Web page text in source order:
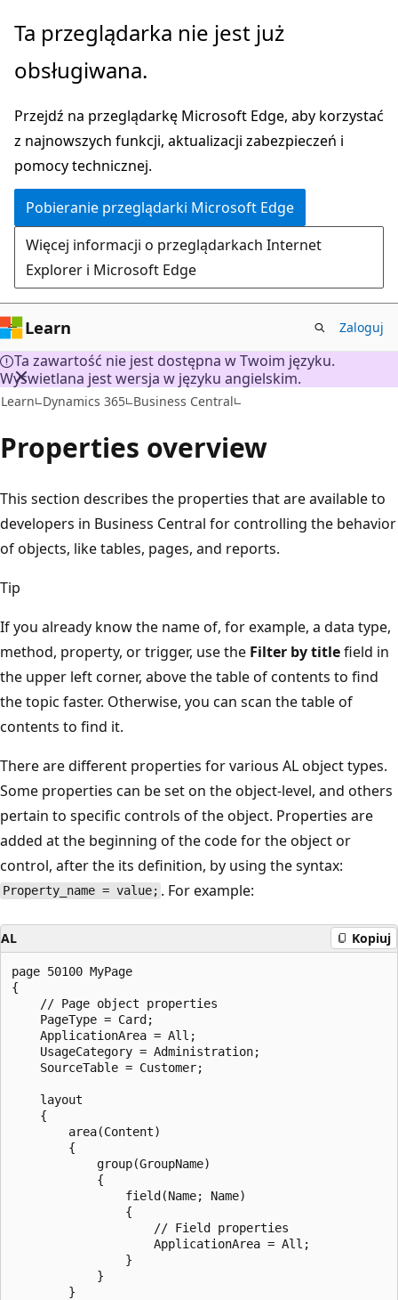
Przejdź
głównej
Ta przeglądarka nie jest już
obsługiwana.
Przejdź na przeglądarkę Microsoft Edge, aby korzystać
z najnowszych funkcji, aktualizacji zabezpieczeń i
pomocy technicznej.
Pobieranie przeglądarki Microsoft Edge
Więcej informacji o przeglądarkach Internet
Explorer i Microsoft Edge
Learn Zaloguj
Ta zawartość nie jest dostępna w Twoim języku.
Wyświetlana jest wersja w języku angielskim.
Learn Dynamics 365 Business Central
Properties overview
This section describes the properties that are available to
developers in Business Central for controlling the behavior
of objects, like tables, pages, and reports.
Tip
If you already know the name of, for example, a data type,
method, property, or trigger, use the Filter by titlefield in
the upper left corner, above the table of contents to find
the topic faster. Otherwise, you can scan the table of
contents to find it.
There are different properties for various AL object types.
Some properties can be set on the object-level, and others
pertain to specific controls of the object. Properties are
added at the beginning of the code for the object or
control, after the its definition, by using the syntax:
Property_name = value; . For example:
AL Kopiuj
page 50100 MyPage
{
    // Page object properties
    PageType = Card;
    ApplicationArea = All;
    UsageCategory = Administration;
    SourceTable = Customer;
    layout
    {
        area(Content)
        {
            group(GroupName)
            {
                field(Name; Name)
                {
                    // Field properties
                }
            }
        }